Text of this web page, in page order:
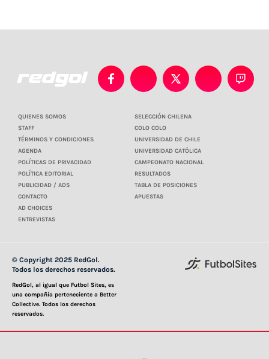
QUIENES SOMOS
STAFF
TÉRMINOS Y CONDICIONES
AGENDA
POLÍTICAS DE PRIVACIDAD
POLÍTICA EDITORIAL
PUBLICIDAD / ADS
CONTACTO
AD CHOICES
ENTREVISTAS
SELECCIÓN CHILENA
COLO COLO
UNIVERSIDAD DE CHILE
UNIVERSIDAD CATÓLICA
CAMPEONATO NACIONAL
RESULTADOS
TABLA DE POSICIONES
APUESTAS
© Copyright 2025 RedGol.
Todos los derechos reservados.
RedGol, al igual que Futbol Sites, es
una compañía perteneciente a Better
Collective. Todos los derechos
reservados.